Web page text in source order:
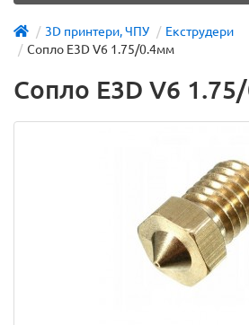
3D принтери, ЧПУ
Екструдери
Сопло E3D V6 1.75/0.4мм
Сопло E3D V6